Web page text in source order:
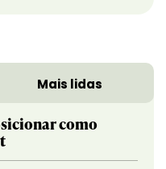
Mais lidas
como